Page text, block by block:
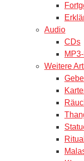
Audio
CDs
Weitere